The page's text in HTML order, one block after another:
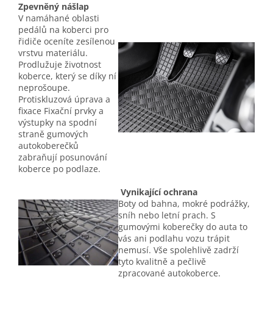
Zpevněný nášlap
V namáhané oblasti
pedálů na koberci pro
řidiče oceníte zesílenou
vrstvu materiálu.
Prodlužuje životnost
koberce, který se díky ní
neprošoupe.
Protiskluzová úprava a
fixace Fixační prvky a
výstupky na spodní
straně gumových
autokoberečků
zabraňují posunování
koberce po podlaze.
Vynikající ochrana
Boty od bahna, mokré podrážky,
sníh nebo letní prach. S
gumovými koberečky do auta to
vás ani podlahu vozu trápit
nemusí. Vše spolehlivě zadrží
tyto kvalitně a pečlivě
zpracované autokoberce.